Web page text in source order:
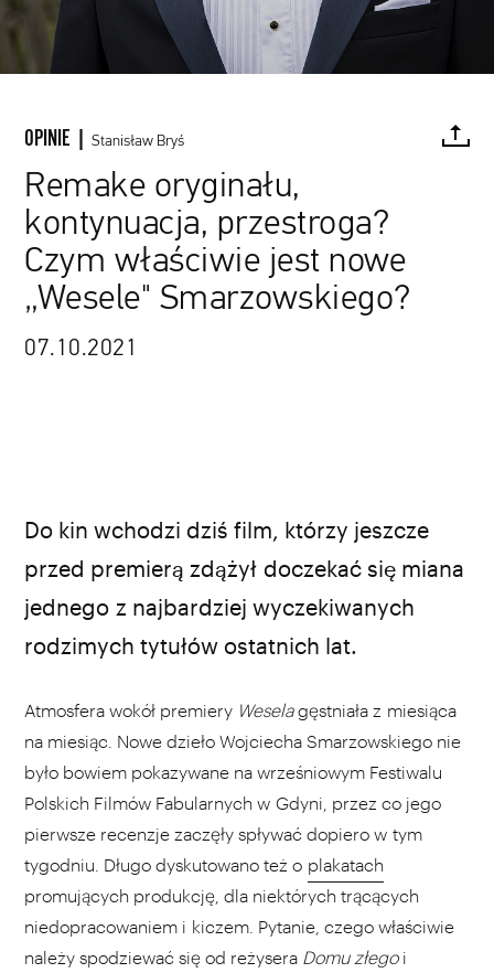
OPINIE | Stanisław Bryś
Remake oryginału,
kontynuacja, przestroga?
Czym właściwie jest nowe
„Wesele" Smarzowskiego?
07.10.2021
FACEBOOK TWITTER PINTEREST
Do kin wchodzi dziś film, którzy jeszcze
przed premierą zdążył doczekać się miana
jednego z najbardziej wyczekiwanych
rodzimych tytułów ostatnich lat.
Atmosfera wokół premiery Weselagęstniała z miesiąca
na miesiąc. Nowe dzieło Wojciecha Smarzowskiego nie
było bowiem pokazywane na wrześniowym Festiwalu
Polskich Filmów Fabularnych w Gdyni, przez co jego
pierwsze recenzje zaczęły spływać dopiero w tym
tygodniu. Długo dyskutowano też o plakatach
promujących produkcję, dla niektórych trącących
niedopracowaniem i kiczem. Pytanie, czego właściwie
należy spodziewać się od reżysera Domu złego i